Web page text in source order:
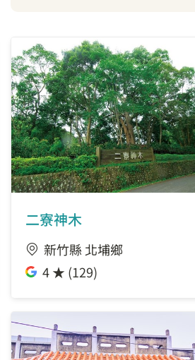
二寮神木
新竹縣 北埔鄉
4 ★ (129)